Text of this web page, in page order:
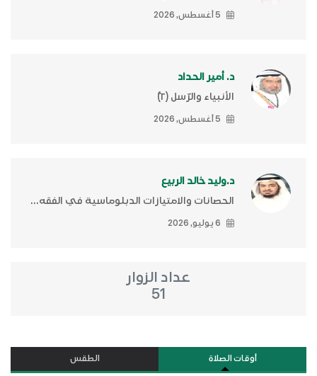
5 أغسطس, 2026
د. أمير الحداد
الأنبياء والرّسل (٢)ّ
5 أغسطس, 2026
د.وليد خالد الربيع
الحصانات والامتيازات الدبلوماسية في الفقه...
6 يوليو, 2026
عداد الزوار
51
أوقات الصلاة الطقس